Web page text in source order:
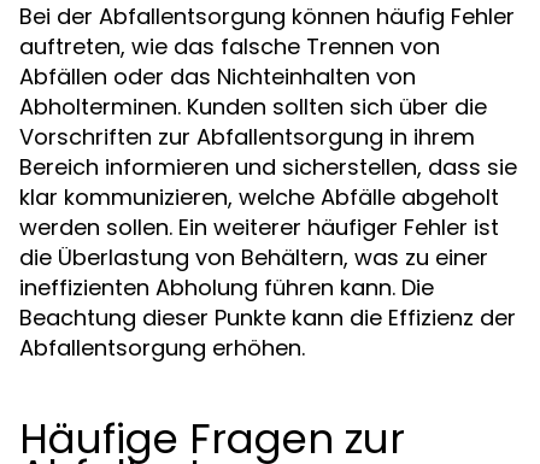
Bei der Abfallentsorgung können häufig Fehler
auftreten, wie das falsche Trennen von
Abfällen oder das Nichteinhalten von
Abholterminen. Kunden sollten sich über die
Vorschriften zur Abfallentsorgung in ihrem
Bereich informieren und sicherstellen, dass sie
klar kommunizieren, welche Abfälle abgeholt
werden sollen. Ein weiterer häufiger Fehler ist
die Überlastung von Behältern, was zu einer
ineffizienten Abholung führen kann. Die
Beachtung dieser Punkte kann die Effizienz der
Abfallentsorgung erhöhen.
Häufige Fragen zur